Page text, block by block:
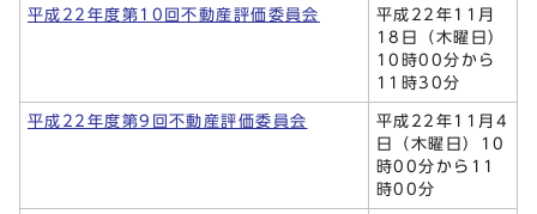
平成22年度第10回不動産評価委員会
平成22年11月
18日（木曜日）
10時00分から
11時30分
平成22年度第9回不動産評価委員会
平成22年11月4
日（木曜日）10
時00分から11
時00分